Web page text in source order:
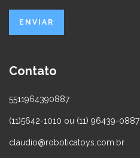
Contato
5511964390887
(11)5642-1010 ou (11) 96439-0887
claudio@roboticatoys.com.br